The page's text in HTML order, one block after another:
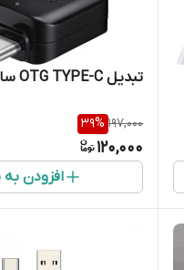
تبدیل OTG TYPE-C سامسونگ
197,000
39%
120,000
افزودن